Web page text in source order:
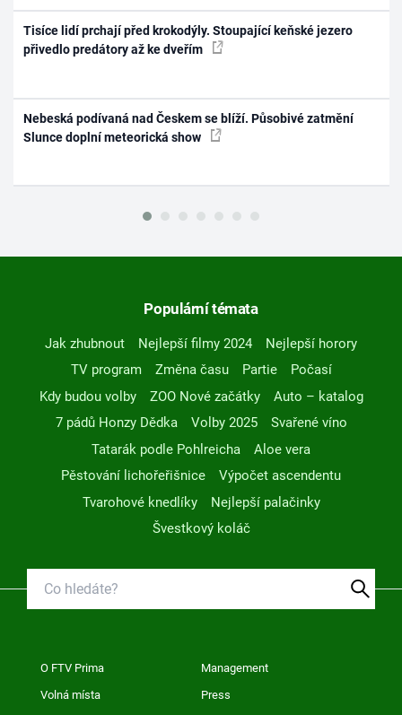
Tisíce lidí prchají před krokodýly. Stoupající keňské jezero
přivedlo predátory až ke dveřím
Nebeská podívaná nad Českem se blíží. Působivé zatmění
Slunce doplní meteorická show
Populární témata
Jak zhubnout Nejlepší filmy 2024
Nejlepší horory
TV program
Změna času Partie
Počasí
Kdy budou volby
ZOO Nové začátky
Auto – katalog
7 pádů Honzy Dědka
Volby 2025
Svařené víno
Tatarák podle Pohlreicha
Aloe vera
Pěstování lichořeřišnice
Výpočet ascendentu
Tvarohové knedlíky
Nejlepší palačinky
Švestkový koláč
O FTV Prima Management
Volná místa Press